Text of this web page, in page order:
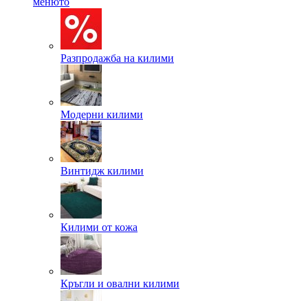
Разпродажба на килими
Модерни килими
Винтидж килими
Килими от кожа
Кръгли и овални килими